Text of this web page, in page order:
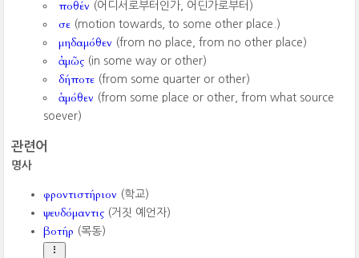
ποθέν (어디서로부터인가, 어딘가로부터)
σε (motion towards, to some other place.)
μηδαμόθεν (from no place, from no other place)
ἀμῶς (in some way or other)
δήποτε (from some quarter or other)
ἁμόθεν (from some place or other, from what source
soever)
관련어
명사
φροντιστήριον (학교)
ψευδόμαντις (거짓 예언자)
βοτήρ (목동)